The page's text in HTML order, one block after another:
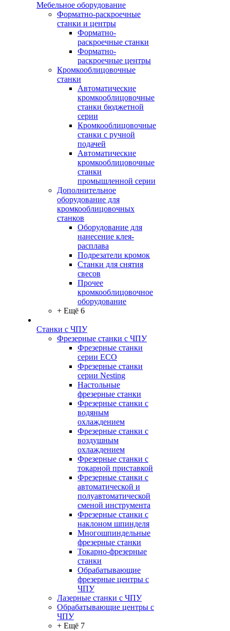
Мебельное оборудование
Форматно-раскроечные
станки и центры
Форматно-
раскроечные станки
Форматно-
раскроечные центры
Кромкооблицовочные
станки
Автоматические
кромкооблицовочные
станки бюджетной
серии
Кромкооблицовочные
станки с ручной
подачей
Автоматические
кромкооблицовочные
станки
промышленной серии
Дополнительное
оборудование для
кромкооблицовочных
станков
Оборудование для
нанесение клея-
расплава
Подрезатели кромок
Станки для снятия
свесов
Прочее
кромкооблицовочное
оборудование
+ Ещё 6
Станки с ЧПУ
Фрезерные станки с ЧПУ
Фрезерные станки
серии ECO
Фрезерные станки
серии Nesting
Настольные
фрезерные станки
Фрезерные станки с
водяным
охлаждением
Фрезерные станки с
воздушным
охлаждением
Фрезерные станки с
токарной приставкой
Фрезерные станки с
автоматической и
полуавтоматической
сменой инструмента
Фрезерные станки с
наклоном шпинделя
Многошпиндельные
фрезерные станки
Токарно-фрезерные
станки
Обрабатывающие
фрезерные центры с
ЧПУ
Лазерные станки с ЧПУ
Обрабатывающие центры с
ЧПУ
+ Ещё 7